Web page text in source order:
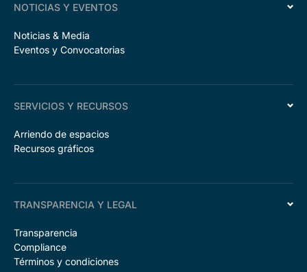
NOTICIAS Y EVENTOS
Noticias & Media
Eventos y Convocatorias
SERVICIOS Y RECURSOS
Arriendo de espacios
Recursos gráficos
TRANSPARENCIA Y LEGAL
Transparencia
Compliance
Términos y condiciones